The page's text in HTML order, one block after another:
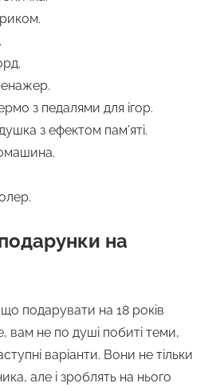
з педалями для ігор.
з ефектом пам’яті.
на
подарувати на 18 років
вам не по душі побиті теми,
варіанти. Вони не тільки
але і зроблять на нього